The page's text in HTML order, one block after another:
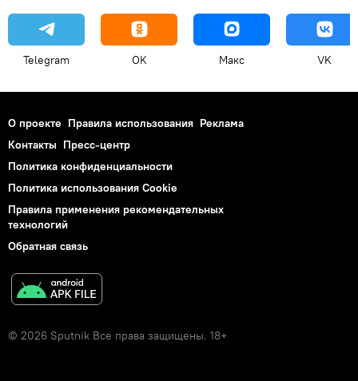
Telegram OK Макс VK
О проекте Правила использования Реклама
Контакты Пресс-центр
Политика конфиденциальности
Политика использования Cookie
Правила применения рекомендательных
технологий
Обратная связь
© 2026 Sputnik Все права защищены. 18+